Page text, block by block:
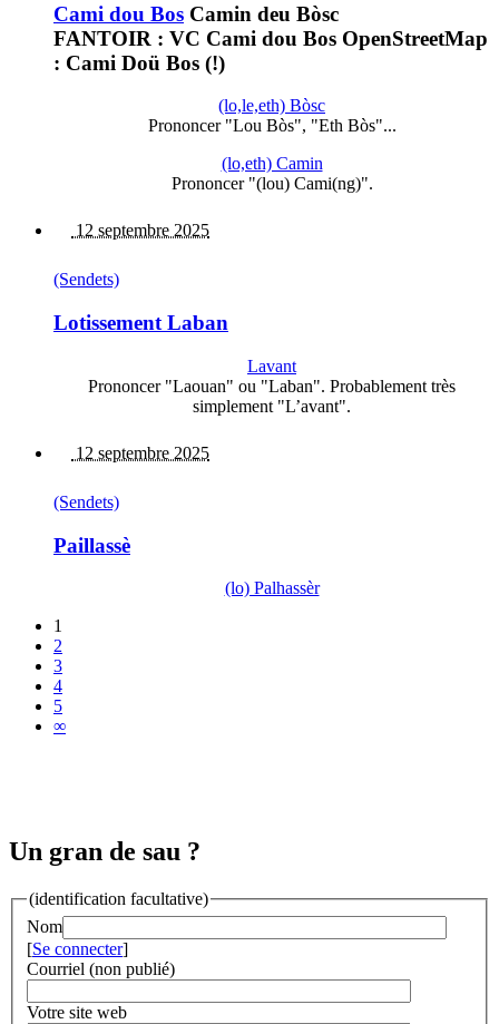
Cami dou Bos Camin deu Bòsc
FANTOIR : VC Cami dou Bos OpenStreetMap
: Cami Doü Bos (!)
(lo,le,eth) Bòsc
Prononcer "Lou Bòs", "Eth Bòs"...
(lo,eth) Camin
Prononcer "(lou) Cami(ng)".
12 septembre 2025
(Sendets)
Lotissement Laban
Lavant
Prononcer "Laouan" ou "Laban". Probablement très
simplement "L’avant".
12 septembre 2025
(Sendets)
Paillassè
(lo) Palhassèr
1
2
3
4
5
∞
Un gran de sau ?
(identification facultative)
Nom
[Se connecter]
Courriel (non publié)
Votre site web